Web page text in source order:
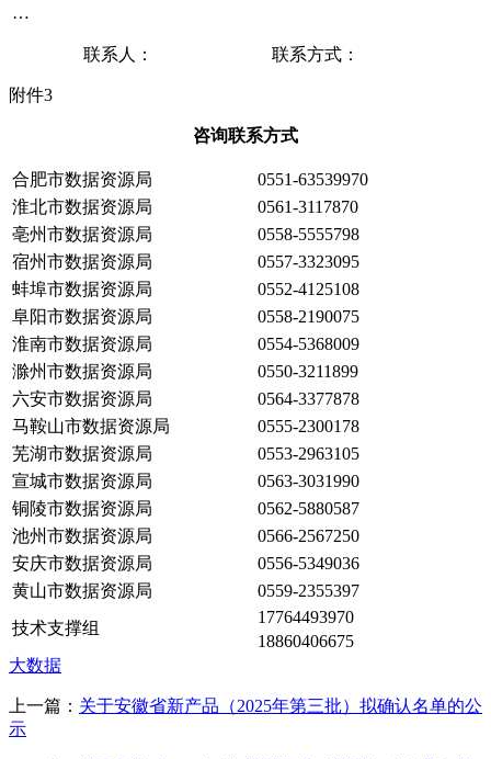
…
联系人： 联系方式：
附件3
咨询联系方式
合肥市数据资源局
0551-63539970
淮北市数据资源局
0561-3117870
亳州市数据资源局
0558-5555798
宿州市数据资源局
0557-3323095
蚌埠市数据资源局
0552-4125108
阜阳市数据资源局
0558-2190075
淮南市数据资源局
0554-5368009
滁州市数据资源局
0550-3211899
六安市数据资源局
0564-3377878
马鞍山市数据资源局
0555-2300178
芜湖市数据资源局
0553-2963105
宣城市数据资源局
0563-3031990
铜陵市数据资源局
0562-5880587
池州市数据资源局
0566-2567250
安庆市数据资源局
0556-5349036
黄山市数据资源局
0559-2355397
技术支撑组
17764493970
18860406675
大数据
上一篇： 关于安徽省新产品（2025年第三批）拟确认名单的公
示